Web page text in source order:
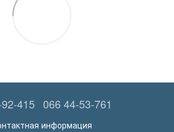
415 066 44-53-761
информация